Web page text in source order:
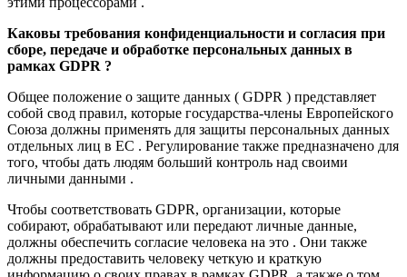
Каковы требования конфиденциальности и согласия при
сборе, передаче и обработке персональных данных в
рамках GDPR ?
Общее положение о защите данных ( GDPR ) представляет
собой свод правил, которые государства-члены Европейского
Союза должны применять для защиты персональных данных
отдельных лиц в ЕС . Регулирование также предназначено для
того, чтобы дать людям больший контроль над своими
личными данными .
Чтобы соответствовать GDPR, организации, которые
собирают, обрабатывают или передают личные данные,
должны обеспечить согласие человека на это . Они также
должны предоставить человеку четкую и краткую